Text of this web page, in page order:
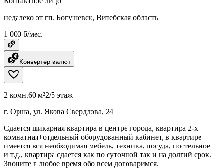
недалеко от гп. Богушевск, Витебская область
1 000 ƃ/мес.
Конвертер валют
2 комн.60 м²2/5 этаж
г. Орша, ул. Якова Свердлова, 24
Сдается шикарная квартира в центре города, квартира 2-х
комнатная+отдельный оборудованный кабинет, в квартире
имеется вся необходимая мебель, техника, посуда, постельное
и т.д., квартира сдается как по суточной так и на долгий срок.
Звоните в любое время обо всем договаримся.